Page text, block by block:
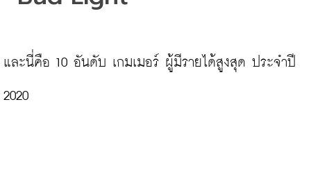
และนี่คือ 10 อันดับ เกมเมอร์ ผู้มีรายได้สูงสุด ประจำปี
2020